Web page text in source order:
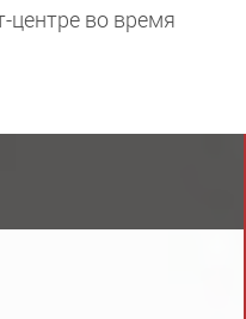
центре во время